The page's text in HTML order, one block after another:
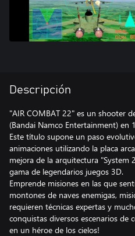
Descripción
"AIR COMBAT 22" es un shooter
(Bandai Namco Entertainment) en
Este título supone un paso
animaciones utilizando la placa
mejora de la arquitectura "System
gama de legendarios juegos 3D.
Emprende misiones en las que
montones de naves enemigas,
requieren técnicas expertas y
conquistas diversos escenarios de
en un héroe de los cielos!